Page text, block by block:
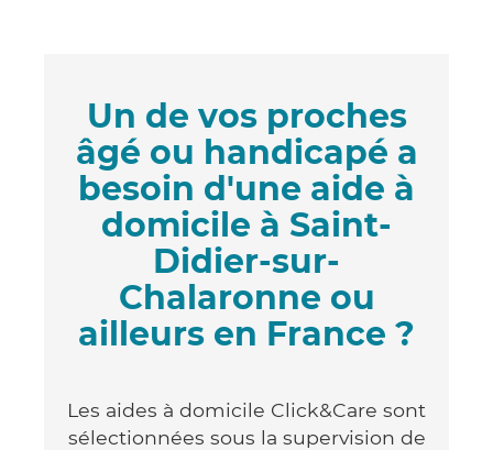
Un de vos proches
âgé ou handicapé a
besoin d'une aide à
domicile à Saint-
Didier-sur-
Chalaronne ou
ailleurs en France ?
Les aides à domicile Click&Care sont
sélectionnées sous la supervision de